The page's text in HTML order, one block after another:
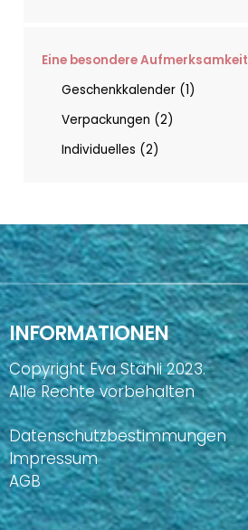
Eine besondere Aufmerksamkeit
Geschenkkalender 1
Verpackungen
2
Individuelles
2
INFORMATIONEN
Copyright Eva Stähli 2023.
Alle Rechte vorbehalten
Datenschutzbestimmungen
Impressum
AGB